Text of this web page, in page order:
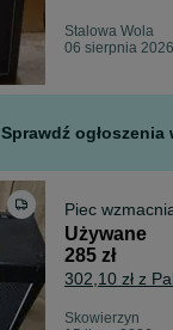
Stalowa Wola
06 sierpnia 2026
Sprawdź
Piec
Używane
285 zł
302,10 zł z
Skowierzyn